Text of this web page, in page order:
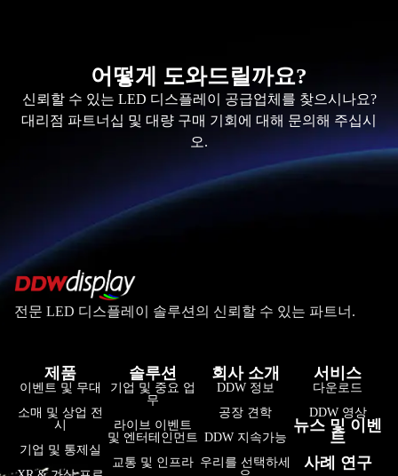
어떻게 도와드릴까요?
신뢰할 수 있는 LED 디스플레이 공급업체를 찾으시나요?
대리점 파트너십 및 대량 구매 기회에 대해 문의해 주십시
오.
전문 LED 디스플레이 솔루션의 신뢰할 수 있는 파트너.
제품
이벤트 및 무대
소매 및 상업 전
시
기업 및 통제실
솔루션
기업 및 중요 업
무
라이브 이벤트
및 엔터테인먼트
교통 및 인프라
회사 소개
DDW 정보
공장 견학
DDW 지속가능
우리를 선택하세
서비스
다운로드
DDW 영상
뉴스 및 이벤
트
사례 연구
Tiếng Việt
Bahasa Indonesia
हिन्दी
فارسی